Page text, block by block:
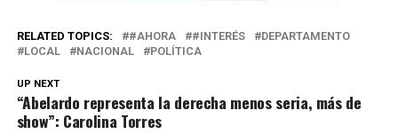
RELATED TOPICS: #AHORA #INTERÉS
DEPARTAMENTO
LOCAL
NACIONAL POLÍTICA
UP NEXT
“Abelardo representa la derecha menos seria, más de
show”: Carolina Torres